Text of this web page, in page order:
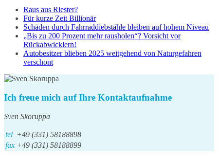
Raus aus Riester?
Für kurze Zeit Billionär
Schäden durch Fahrraddiebstähle bleiben auf hohem Niveau
„Bis zu 200 Prozent mehr rausholen“? Vorsicht vor
Rückabwicklern!
Autobesitzer blieben 2025 weitgehend von Naturgefahren
verschont
Ich freue mich auf Ihre Kontaktaufnahme
Sven Skoruppa
tel +49 (331) 58188898
fax +49 (331) 58188899